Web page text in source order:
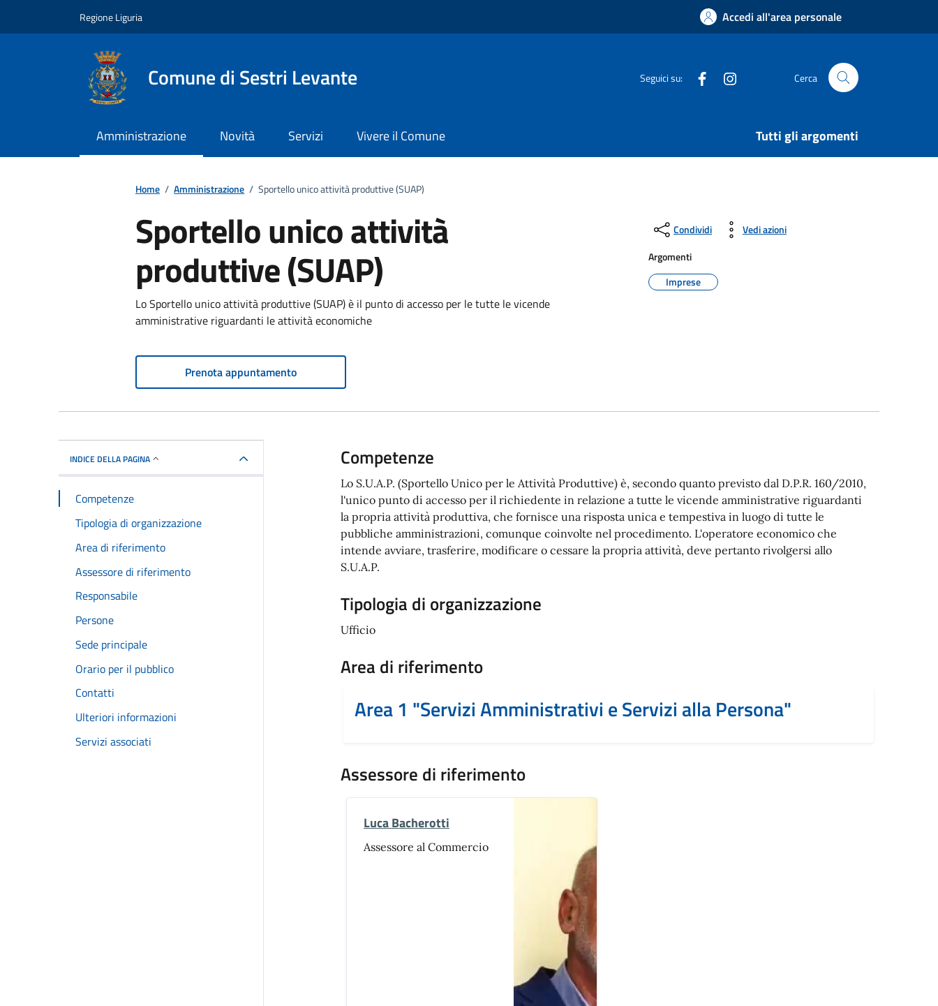
Regione Liguria Accedi all'area personale
Comune di Sestri Levante Seguici su: Facebook Cerca
Amministrazione Novità Servizi Vivere il Comune Tutti gli argomenti
Home / Amministrazione / Sportello unico attività produttive (SUAP)
Sportello unico attività
produttive (SUAP)
Lo Sportello unico attività produttive (SUAP) è il punto di accesso per le tutte le vicende
amministrative riguardanti le attività economiche
Prenota appuntamento
Condividi
Vedi azioni
Argomenti
Imprese
INDICE DELLA PAGINA
Competenze
Tipologia di organizzazione
Area di riferimento
Assessore di riferimento
Responsabile
Persone
Sede principale
Orario per il pubblico
Contatti
Ulteriori informazioni
Servizi associati
Competenze
Lo S.U.A.P. (Sportello Unico per le Attività Produttive) è, secondo quanto previsto dal D.P.R. 160/2010,
l'unico punto di accesso per il richiedente in relazione a tutte le vicende amministrative riguardanti
la propria attività produttiva, che fornisce una risposta unica e tempestiva in luogo di tutte le
pubbliche amministrazioni, comunque coinvolte nel procedimento. L'operatore economico che
intende avviare, trasferire, modificare o cessare la propria attività, deve pertanto rivolgersi allo
S.U.A.P.
Tipologia di organizzazione
Ufficio
Area di riferimento
Area 1 "Servizi Amministrativi e Servizi alla Persona"
Assessore di riferimento
Luca Bacherotti
Assessore al Commercio